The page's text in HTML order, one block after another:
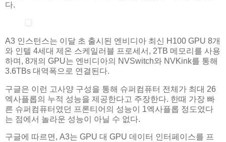
다.
A3 인스턴스는 이달 초 출시된 엔비디아 최신 H100 GPU 8개
와 인텔 4세대 제온 스케일러블 프로세서, 2TB 메모리를 사용
하며, 8개의 GPU는 엔비디아의 NVSwitch와 NVKink를 통해
3.6TBs 대역폭으로 연결된다.
구글은 이런 고사양 구성을 통해 슈퍼컴퓨터 전체가 최대 26
엑사플롭의 누적 성능을 제공한다고 주장한다. 한때 가장 빠
른 슈퍼컴퓨터였던 프론티어의 성능이 1엑사플롭 정도였다
는 점에서 놀라운 성능이 아닐 수 없다.
구글에 따르면, A3는 GPU 대 GPU 데이터 인터페이스를 프